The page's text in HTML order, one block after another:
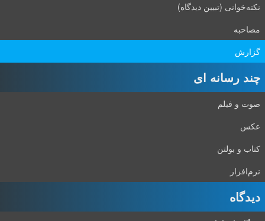
نکته‌خوانی (تبیین دیدگاه)
مصاحبه
گزارش
چند رسانه ای
صوت و فیلم
عکس
کتاب و بولتن
نرم‌افزار
دیدگاه‌